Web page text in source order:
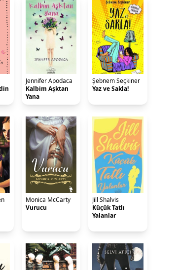
Jennifer Apodaca
Kalbim Aşktan
Yana
Şebnem Seçkiner
Yaz ve Sakla!
Monica McCarty
Vurucu
Jill Shalvis
Küçük Tatlı
Yalanlar